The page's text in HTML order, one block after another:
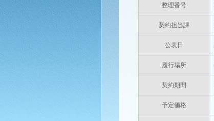
整理番号
契約担当課
公表日
履行場所
契約期間
予定価格